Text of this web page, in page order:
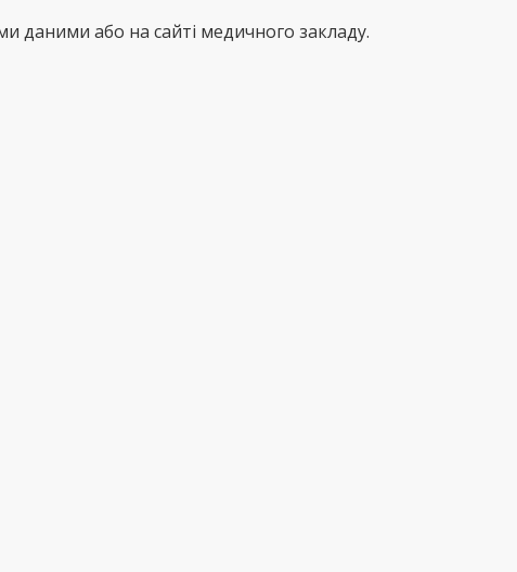
даними або на сайті медичного закладу.